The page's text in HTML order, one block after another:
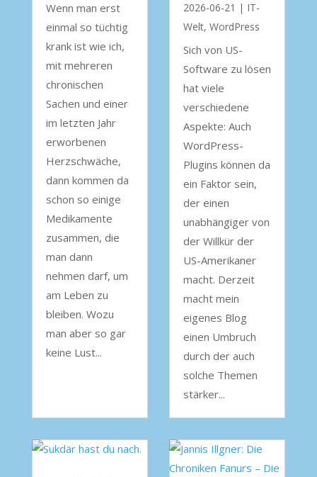
Wenn man erst
einmal so tüchtig
krank ist wie ich,
mit mehreren
chronischen
Sachen und einer
im letzten Jahr
erworbenen
Herzschwäche,
dann kommen da
schon so einige
Medikamente
zusammen, die
man dann
nehmen darf, um
am Leben zu
bleiben. Wozu
man aber so gar
keine Lust...
2026-06-21 | IT-
Welt, WordPress
Sich von US-
Software zu lösen
hat viele
verschiedene
Aspekte: Auch
WordPress-
Plugins können da
ein Faktor sein,
der einen
unabhängiger von
der Willkür der
US-Amerikaner
macht. Derzeit
macht mein
eigenes Blog
einen Umbruch
durch der auch
solche Themen
stärker...